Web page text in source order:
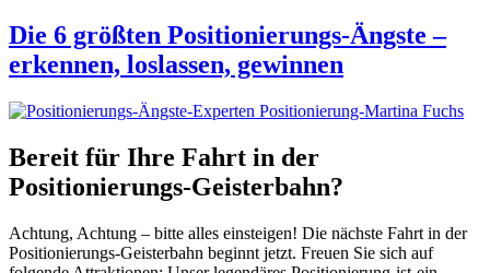
Die 6 größten Positionierungs-Ängste –
erkennen, loslassen, gewinnen
Bereit für Ihre Fahrt in der
Positionierungs-Geisterbahn?
Achtung, Achtung – bitte alles einsteigen! Die nächste Fahrt in der
Positionierungs-Geisterbahn beginnt jetzt. Freuen Sie sich auf